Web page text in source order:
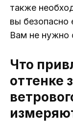
также
вы безопасно
Вам не нужно
Что
оттенке